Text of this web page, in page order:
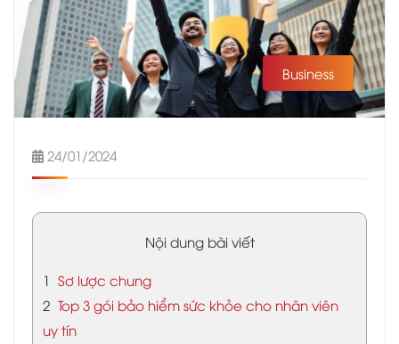
Business
24/01/2024
Nội dung bài viết
1 Sơ lược chung
2 Top 3 gói bảo hiểm sức khỏe cho nhân viên
uy tín